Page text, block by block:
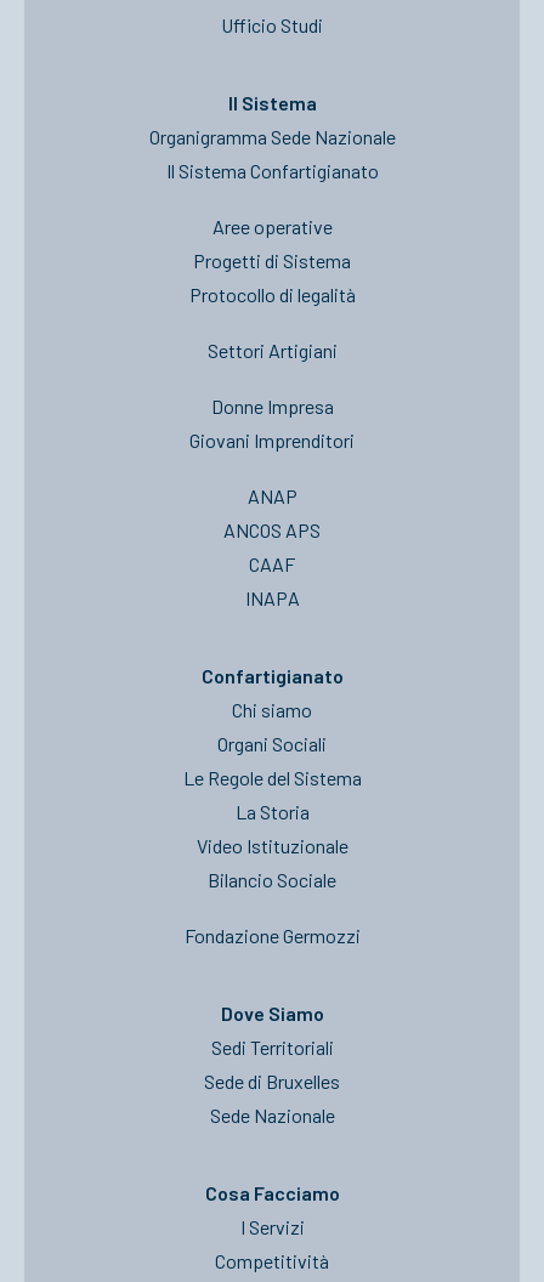
Ufficio Studi
Il Sistema
Organigramma Sede Nazionale
Il Sistema Confartigianato
Aree operative
Progetti di Sistema
Protocollo di legalità
Settori Artigiani
Donne Impresa
Giovani Imprenditori
ANAP
ANCOS APS
CAAF
INAPA
Confartigianato
Chi siamo
Organi Sociali
Le Regole del Sistema
La Storia
Video Istituzionale
Bilancio Sociale
Fondazione Germozzi
Dove Siamo
Sedi Territoriali
Sede di Bruxelles
Sede Nazionale
Cosa Facciamo
I Servizi
Competitività